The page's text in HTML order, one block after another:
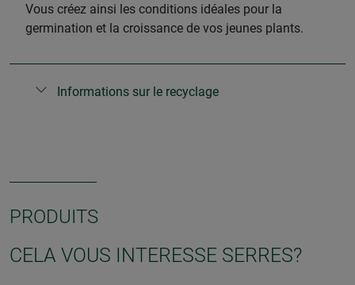
Vous créez ainsi les conditions idéales pour la
germination et la croissance de vos jeunes plants.
Informations sur le recyclage
PRODUITS
CELA VOUS INTERESSE SERRES?